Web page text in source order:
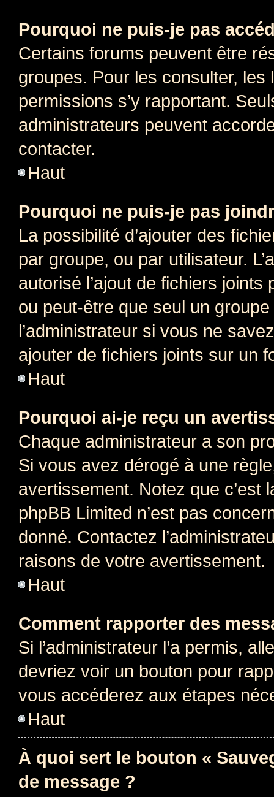
Pourquoi ne puis-je pas
Certains forums peuvent être
groupes. Pour les consulter,
permissions s’y rapportant.
administrateurs peuvent
contacter.
Haut
Pourquoi ne puis-je pas
La possibilité d’ajouter des
par groupe, ou par utilisateur.
autorisé l’ajout de fichiers
ou peut-être que seul un
l’administrateur si vous ne
ajouter de fichiers joints sur un
Haut
Pourquoi ai-je reçu un
Chaque administrateur a son
Si vous avez dérogé à une
avertissement. Notez que c’est
phpBB Limited n’est pas
donné. Contactez
raisons de votre avertissement.
Haut
Comment rapporter des
Si l’administrateur l’a permis,
devriez voir un bouton pour
vous accéderez aux étapes
Haut
À quoi sert le bouton «
de message ?